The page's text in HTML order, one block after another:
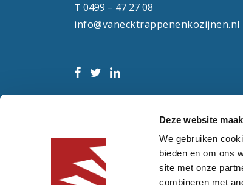
Deze website
We gebruiken
bieden en om ons
site met onze
combineren met
T 0499 – 47 27 08
info@vanecktrappenenkozijnen.nl